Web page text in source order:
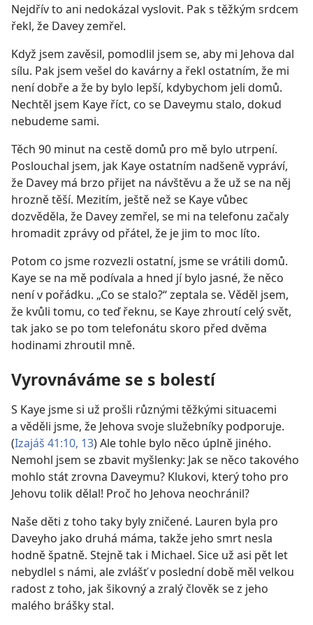
Nejdřív to ani nedokázal vyslovit. Pak s těžkým srdcem
řekl, že Davey zemřel.
Když jsem zavěsil, pomodlil jsem se, aby mi Jehova dal
sílu. Pak jsem vešel do kavárny a řekl ostatním, že mi
není dobře a že by bylo lepší, kdybychom jeli domů.
Nechtěl jsem Kaye říct, co se Daveymu stalo, dokud
nebudeme sami.
Těch 90 minut na cestě domů pro mě bylo utrpení.
Poslouchal jsem, jak Kaye ostatním nadšeně vypráví,
že Davey má brzo přijet na návštěvu a že už se na něj
hrozně těší. Mezitím, ještě než se Kaye vůbec
dozvěděla, že Davey zemřel, se mi na telefonu začaly
hromadit zprávy od přátel, že je jim to moc líto.
Potom co jsme rozvezli ostatní, jsme se vrátili domů.
Kaye se na mě podívala a hned jí bylo jasné, že něco
není v pořádku. „Co se stalo?“ zeptala se. Věděl jsem,
že kvůli tomu, co teď řeknu, se Kaye zhroutí celý svět,
tak jako se po tom telefonátu skoro před dvěma
hodinami zhroutil mně.
Vyrovnáváme se s bolestí
S Kaye jsme si už prošli různými těžkými situacemi
a věděli jsme, že Jehova svoje služebníky podporuje.
(Izajáš 41:10, 13) Ale tohle bylo něco úplně jiného.
Nemohl jsem se zbavit myšlenky: Jak se něco takového
mohlo stát zrovna Daveymu? Klukovi, který toho pro
Jehovu tolik dělal! Proč ho Jehova neochránil?
Naše děti z toho taky byly zničené. Lauren byla pro
Daveyho jako druhá máma, takže jeho smrt nesla
hodně špatně. Stejně tak i Michael. Sice už asi pět let
nebydlel s námi, ale zvlášť v poslední době měl velkou
radost z toho, jak šikovný a zralý člověk se z jeho
malého brášky stal.